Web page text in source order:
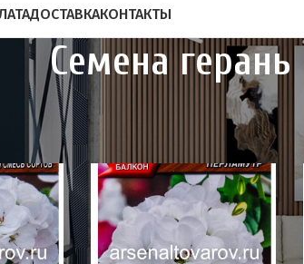
ДОСТАВКАКОНТАКТЫ
Семена герань
сидераты Семена цветов
Семена герань
60